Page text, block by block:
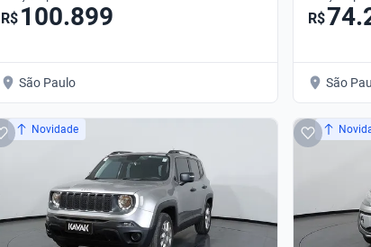
R$ 100.899
São Paulo
R$
São
Novidade